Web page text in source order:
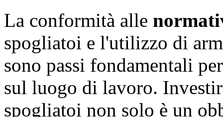
La conformità alle
spogliatoi e l'utilizzo di
sono passi fondamentali
sul luogo di lavoro.
spogliatoi non solo è un